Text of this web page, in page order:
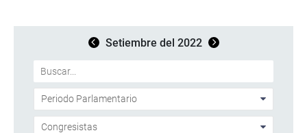
Setiembre del 2022